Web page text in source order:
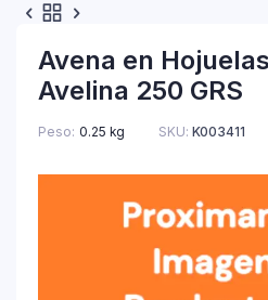
Avena en
Avelina 250 GRS
Peso 0.25 kg SKU: K003411